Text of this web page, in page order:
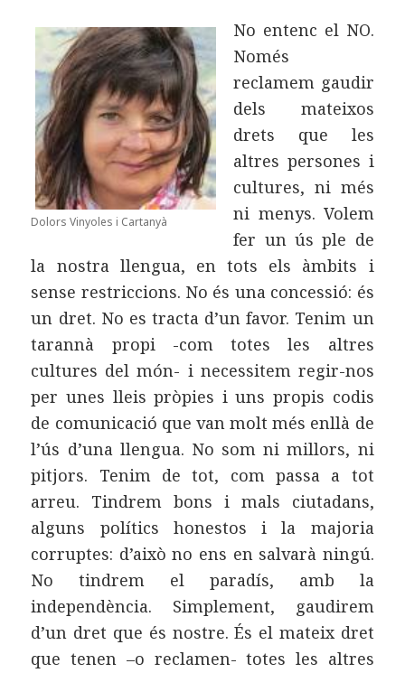
Dolors Vinyoles i Cartanyà
No entenc el NO.
Només
reclamem gaudir
dels mateixos
drets que les
altres persones i
cultures, ni més
ni menys. Volem
fer un ús ple de
la nostra llengua, en tots els àmbits i
sense restriccions. No és una concessió: és
un dret. No es tracta d’un favor. Tenim un
tarannà propi -com totes les altres
cultures del món- i necessitem regir-nos
per unes lleis pròpies i uns propis codis
de comunicació que van molt més enllà de
l’ús d’una llengua. No som ni millors, ni
pitjors. Tenim de tot, com passa a tot
arreu. Tindrem bons i mals ciutadans,
alguns polítics honestos i la majoria
corruptes: d’això no ens en salvarà ningú.
No tindrem el paradís, amb la
independència. Simplement, gaudirem
d’un dret que és nostre. És el mateix dret
que tenen –o reclamen- totes les altres